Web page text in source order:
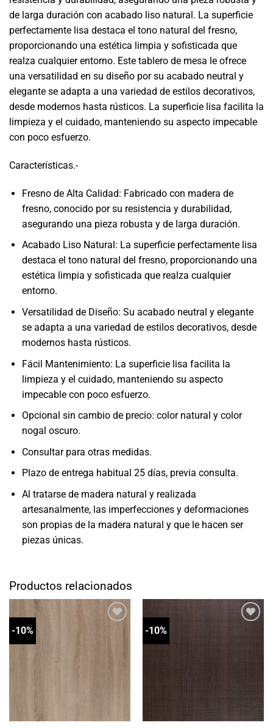
de larga duración con acabado liso natural. La superficie
perfectamente lisa destaca el tono natural del fresno,
proporcionando una estética limpia y sofisticada que
realza cualquier entorno. Este tablero de mesa le ofrece
una versatilidad en su diseño por su acabado neutral y
elegante se adapta a una variedad de estilos decorativos,
desde modernos hasta rústicos. La superficie lisa facilita la
limpieza y el cuidado, manteniendo su aspecto impecable
con poco esfuerzo.
Características.-
Fresno de Alta Calidad: Fabricado con madera de
fresno, conocido por su resistencia y durabilidad,
asegurando una pieza robusta y de larga duración.
Acabado Liso Natural: La superficie perfectamente lisa
destaca el tono natural del fresno, proporcionando una
estética limpia y sofisticada que realza cualquier
entorno.
Versatilidad de Diseño: Su acabado neutral y elegante
se adapta a una variedad de estilos decorativos, desde
modernos hasta rústicos.
Fácil Mantenimiento: La superficie lisa facilita la
limpieza y el cuidado, manteniendo su aspecto
impecable con poco esfuerzo.
Opcional sin cambio de precio: color natural y color
nogal oscuro.
Consultar para otras medidas.
Plazo de entrega habitual 25 días, previa consulta.
Al tratarse de madera natural y realizada
artesanalmente, las imperfecciones y deformaciones
son propias de la madera natural y que le hacen ser
piezas únicas.
Productos relacionados
-10%
deseos
-10%